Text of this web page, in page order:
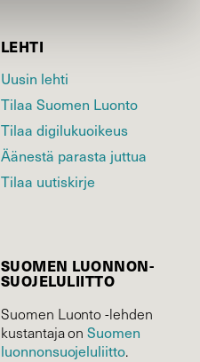
LEHTI
Uusin lehti
Tilaa Suomen Luonto
Tilaa digilukuoikeus
Äänestä parasta juttua
Tilaa uutiskirje
SUOMEN LUONNON­
SUOJELU­LIITTO
Suomen Luonto -lehden
kustantaja onSuomen
luonnonsuojelu­liitto.